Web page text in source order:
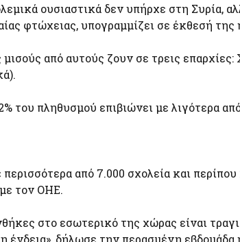
ουσιαστικά δεν υπήρχε στη Συρία,
φτώχειας, υπογραμμίζει σε έκθεσή
από αυτούς ζουν σε τρεις
του πληθυσμού επιβιώνει με λιγότερα
από 7.000 σχολεία και
τον ΟΗΕ.
στο εσωτερικό της χώρας είναι
ένδεια», δήλωσε την περασμένη εβδομάδα